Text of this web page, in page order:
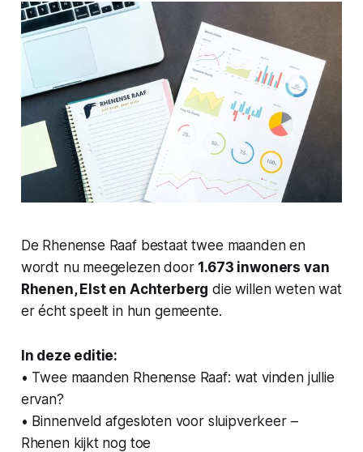
De Rhenense Raaf bestaat twee maanden en
wordt nu meegelezen door 1.673 inwoners van
Rhenen, Elst en Achterberg die willen weten wat
er écht speelt in hun gemeente.
In deze editie:
• Twee maanden Rhenense Raaf: wat vinden jullie
ervan?
• Binnenveld afgesloten voor sluipverkeer –
Rhenen kijkt nog toe